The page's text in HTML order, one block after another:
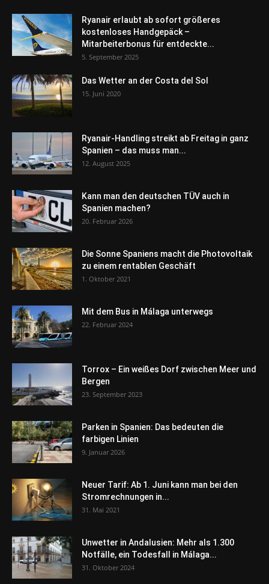
Ryanair erlaubt ab sofort größeres
kostenloses Handgepäck –
Mitarbeiterbonus für entdeckte...
5. September 2025
Das Wetter an der Costa del Sol
15. Juni 2020
Ryanair-Handling streikt ab Freitag in ganz
Spanien – das muss man...
12. August 2025
Kann man den deutschen TÜV auch in
Spanien machen?
20. Februar 2026
Die Sonne Spaniens macht die Photovoltaik
zu einem rentablen Geschäft
1. Oktober 2021
Mit dem Bus in Málaga unterwegs
22. Februar 2024
Torrox – Ein weißes Dorf zwischen Meer und
Bergen
23. September 2023
Parken in Spanien: Das bedeuten die
farbigen Linien
9. Januar 2026
Neuer Tarif: Ab 1. Juni kann man bei den
Stromrechnungen in...
31. Mai 2021
Unwetter in Andalusien: Mehr als 1.300
Notfälle, ein Todesfall in Málaga...
31. Oktober 2024